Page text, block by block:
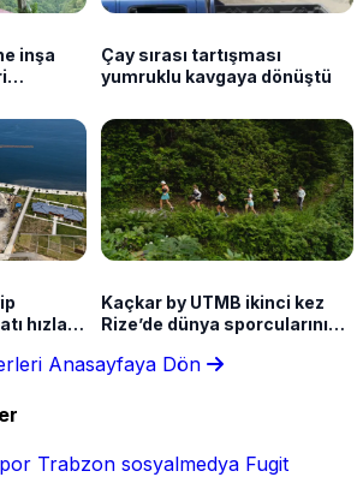
inşa
Çay sırası tartışması
yumruklu kavgaya dönüştü
hızla
Kaçkar by UTMB ikinci kez
Rize’de dünya sporcularını
Anasayfaya Dön
Trabzon sosyalmedya Fugit